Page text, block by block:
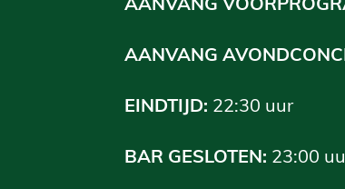
AANVANG
EINDTIJD: 22:30 uur
BAR GESLOTEN: 23:00